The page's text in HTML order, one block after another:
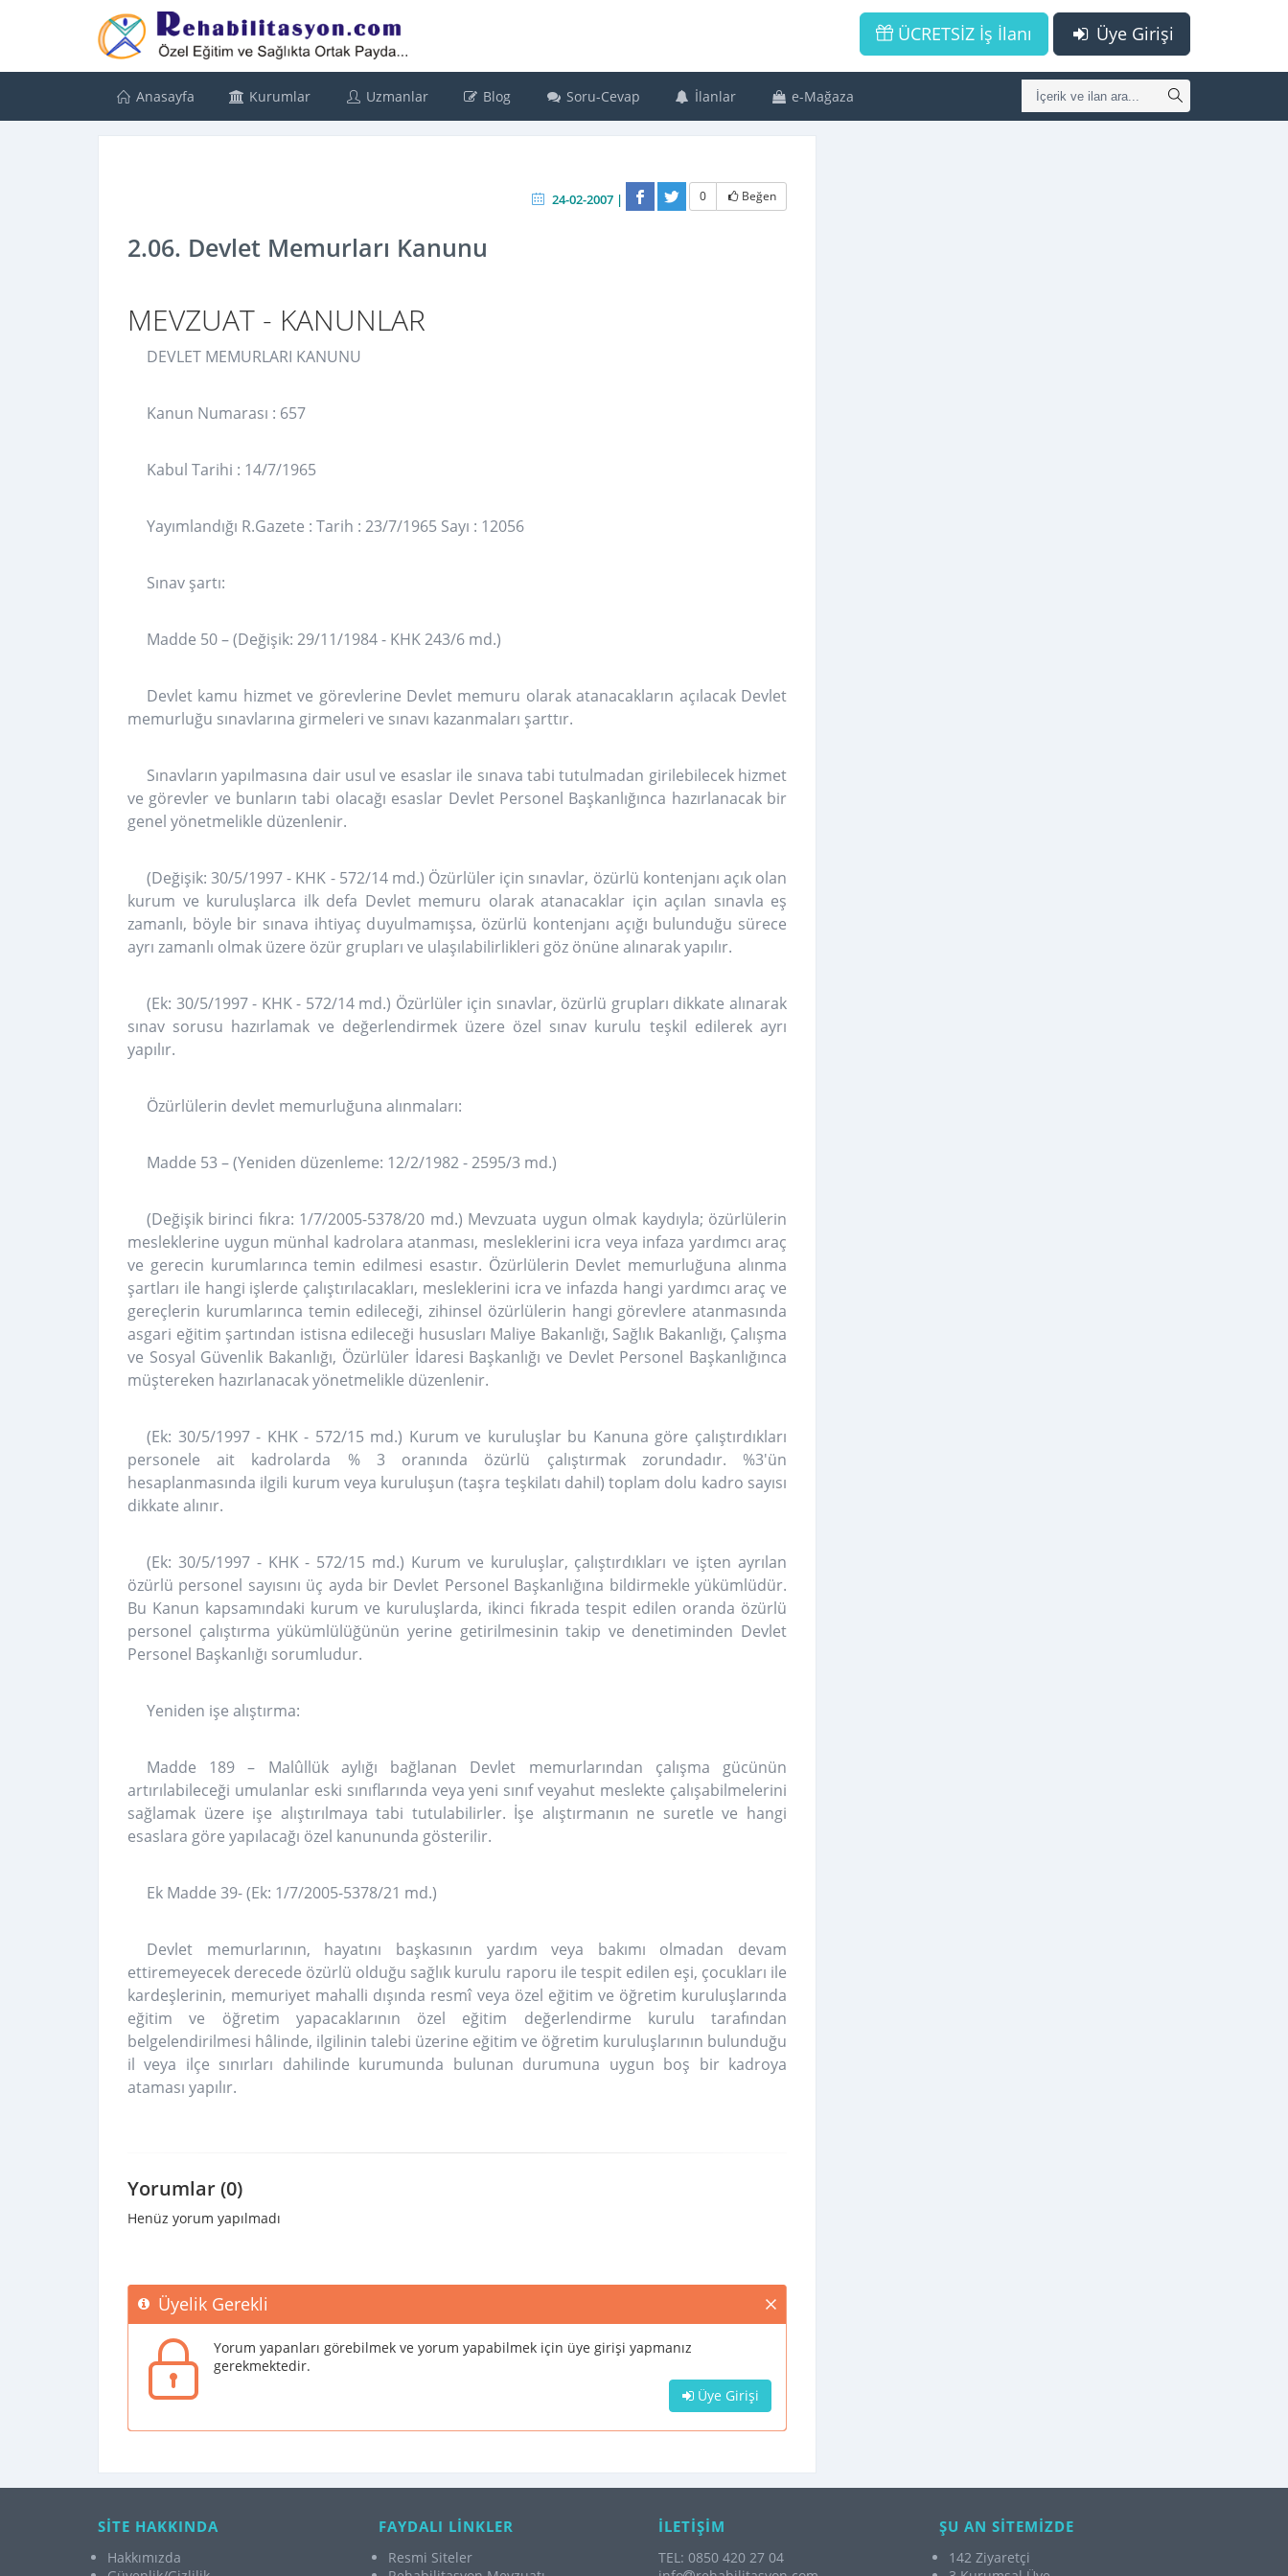
Üye Girişi
ÜCRETSİZ İş İlanı
Anasayfa Kurumlar Uzmanlar Blog Soru-Cevap İlanlar e-Mağaza
24-02-2007 | 0 Beğen
2.06. Devlet Memurları Kanunu
MEVZUAT - KANUNLAR
DEVLET MEMURLARI KANUNU
Kanun Numarası : 657
Kabul Tarihi : 14/7/1965
Yayımlandığı R.Gazete : Tarih : 23/7/1965 Sayı : 12056
Sınav şartı:
Madde 50 – (Değişik: 29/11/1984 - KHK 243/6 md.)
Devlet kamu hizmet ve görevlerine Devlet memuru olarak atanacakların açılacak Devlet
memurluğu sınavlarına girmeleri ve sınavı kazanmaları şarttır.
Sınavların yapılmasına dair usul ve esaslar ile sınava tabi tutulmadan girilebilecek hizmet
ve görevler ve bunların tabi olacağı esaslar Devlet Personel Başkanlığınca hazırlanacak bir
genel yönetmelikle düzenlenir.
(Değişik: 30/5/1997 - KHK - 572/14 md.) Özürlüler için sınavlar, özürlü kontenjanı açık olan
kurum ve kuruluşlarca ilk defa Devlet memuru olarak atanacaklar için açılan sınavla eş
zamanlı, böyle bir sınava ihtiyaç duyulmamışsa, özürlü kontenjanı açığı bulunduğu sürece
ayrı zamanlı olmak üzere özür grupları ve ulaşılabilirlikleri göz önüne alınarak yapılır.
(Ek: 30/5/1997 - KHK - 572/14 md.) Özürlüler için sınavlar, özürlü grupları dikkate alınarak
sınav sorusu hazırlamak ve değerlendirmek üzere özel sınav kurulu teşkil edilerek ayrı
yapılır.
Özürlülerin devlet memurluğuna alınmaları:
Madde 53 – (Yeniden düzenleme: 12/2/1982 - 2595/3 md.)
(Değişik birinci fıkra: 1/7/2005-5378/20 md.) Mevzuata uygun olmak kaydıyla; özürlülerin
mesleklerine uygun münhal kadrolara atanması, mesleklerini icra veya infaza yardımcı araç
ve gerecin kurumlarınca temin edilmesi esastır. Özürlülerin Devlet memurluğuna alınma
şartları ile hangi işlerde çalıştırılacakları, mesleklerini icra ve infazda hangi yardımcı araç ve
gereçlerin kurumlarınca temin edileceği, zihinsel özürlülerin hangi görevlere atanmasında
asgari eğitim şartından istisna edileceği hususları Maliye Bakanlığı, Sağlık Bakanlığı, Çalışma
ve Sosyal Güvenlik Bakanlığı, Özürlüler İdaresi Başkanlığı ve Devlet Personel Başkanlığınca
müştereken hazırlanacak yönetmelikle düzenlenir.
(Ek: 30/5/1997 - KHK - 572/15 md.) Kurum ve kuruluşlar bu Kanuna göre çalıştırdıkları
personele ait kadrolarda % 3 oranında özürlü çalıştırmak zorundadır. %3'ün
hesaplanmasında ilgili kurum veya kuruluşun (taşra teşkilatı dahil) toplam dolu kadro sayısı
dikkate alınır.
(Ek: 30/5/1997 - KHK - 572/15 md.) Kurum ve kuruluşlar, çalıştırdıkları ve işten ayrılan
özürlü personel sayısını üç ayda bir Devlet Personel Başkanlığına bildirmekle yükümlüdür.
Bu Kanun kapsamındaki kurum ve kuruluşlarda, ikinci fıkrada tespit edilen oranda özürlü
personel çalıştırma yükümlülüğünün yerine getirilmesinin takip ve denetiminden Devlet
Personel Başkanlığı sorumludur.
Yeniden işe alıştırma:
Madde 189 – Malûllük aylığı bağlanan Devlet memurlarından çalışma gücünün
artırılabileceği umulanlar eski sınıflarında veya yeni sınıf veyahut meslekte çalışabilmelerini
sağlamak üzere işe alıştırılmaya tabi tutulabilirler. İşe alıştırmanın ne suretle ve hangi
esaslara göre yapılacağı özel kanununda gösterilir.
Ek Madde 39- (Ek: 1/7/2005-5378/21 md.)
Devlet memurlarının, hayatını başkasının yardım veya bakımı olmadan devam
ettiremeyecek derecede özürlü olduğu sağlık kurulu raporu ile tespit edilen eşi, çocukları ile
kardeşlerinin, memuriyet mahalli dışında resmî veya özel eğitim ve öğretim kuruluşlarında
eğitim ve öğretim yapacaklarının özel eğitim değerlendirme kurulu tarafından
belgelendirilmesi hâlinde, ilgilinin talebi üzerine eğitim ve öğretim kuruluşlarının bulunduğu
il veya ilçe sınırları dahilinde kurumunda bulunan durumuna uygun boş bir kadroya
ataması yapılır.
Yorumlar (0)
Henüz yorum yapılmadı
Üyelik Gerekli
Yorum yapanları görebilmek ve yorum yapabilmek için üye girişi yapmanız
gerekmektedir.
Üye Girişi
SİTE HAKKINDA
Hakkımızda
FAYDALI LİNKLER
Resmi Siteler
İLETİŞİM
TEL: 0850 420 27 04
ŞU AN SİTEMİZDE
142 Ziyaretçi